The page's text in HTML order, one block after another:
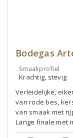
Bodegas
Smaakprofiel
Krachtig, stevig
Verleidelijke,
van rode bes,
van smaak met
Lange finale met